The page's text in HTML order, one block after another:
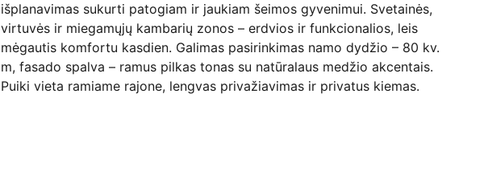
išplanavimas sukurti patogiam ir jaukiam šeimos gyvenimui. Svetainės,
virtuvės ir miegamųjų kambarių zonos – erdvios ir funkcionalios, leis
mėgautis komfortu kasdien. Galimas pasirinkimas namo dydžio – 80 kv.
m, fasado spalva – ramus pilkas tonas su natūralaus medžio akcentais.
Puiki vieta ramiame rajone, lengvas privažiavimas ir privatus kiemas.